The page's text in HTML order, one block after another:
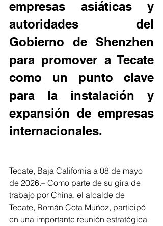
empresas asiáticas y
autoridades del
Gobierno de Shenzhen
para promover a Tecate
como un punto clave
para la instalación y
expansión de empresas
internacionales.
Tecate, Baja California a 08 de mayo
de 2026.– Como parte de su gira de
trabajo por China, el alcalde de
Tecate, Román Cota Muñoz, participó
en una importante reunión estratégica